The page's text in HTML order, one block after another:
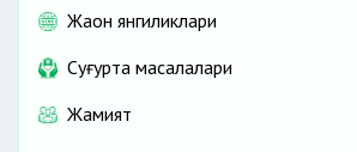
Жаҳон янгиликлари
Cуғурта масалалари
Жамият